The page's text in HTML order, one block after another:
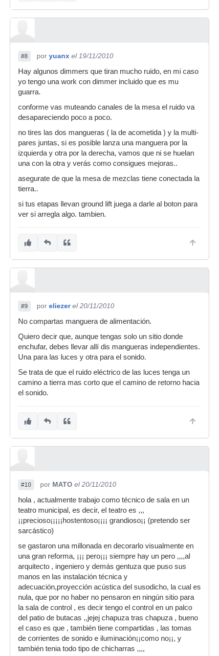
#8 por yuanx el 19/11/2010
Hay algunos dimmers que tiran mucho ruido, en mi caso
yo tengo una work con dimmer incluido que es mu
guarra.
conforme vas muteando canales de la mesa el ruido va
desapareciendo poco a poco.
no tires las dos mangueras ( la de acometida ) y la multi-
pares juntas, si es posible lanza una manguera por la
izquierda y otra por la derecha, vamos que ni se huelan
una con la otra y verás como consigues mejoras..
asegurate de que la mesa de mezclas tiene conectada la
tierra..
si tus etapas llevan ground lift juega a darle al boton para
ver si arregla algo. tambien.
#9 por eliezer el 20/11/2010
No compartas manguera de alimentación.
Quiero decir que, aunque tengas solo un sitio donde
enchufar, debes llevar allí dis mangueras independientes.
Una para las luces y otra para el sonido.
Se trata de que el ruido eléctrico de las luces tenga un
camino a tierra mas corto que el camino de retorno hacia
el sonido.
#10 por MATO el 20/11/2010
hola , actualmente trabajo como técnico de sala en un
teatro municipal, es decir, el teatro es ,,,
¡¡precioso¡¡¡¡¡hostentoso¡¡¡¡ grandioso¡¡ (pretendo ser
sarcástico)
se gastaron una millonada en decorarlo visualmente en
una gran reforma, ¡¡¡ pero¡¡¡ siempre hay un pero ,,,,al
arquitecto , ingeniero y demás gentuza que puso sus
manos en las instalación técnica y
adecuación,proyección acústica del susodicho, la cual es
nula, que por no haber no pensaron en ningún sitio para
la sala de control , es decir tengo el control en un palco
del patio de butacas ,,jejej chapuza tras chapuza , bueno
el caso es que , también tiene compartidas , las tomas
de corrientes de sonido e iluminación¡¡como no¡¡, y
también tenia todo tipo de chicharras ,,,,